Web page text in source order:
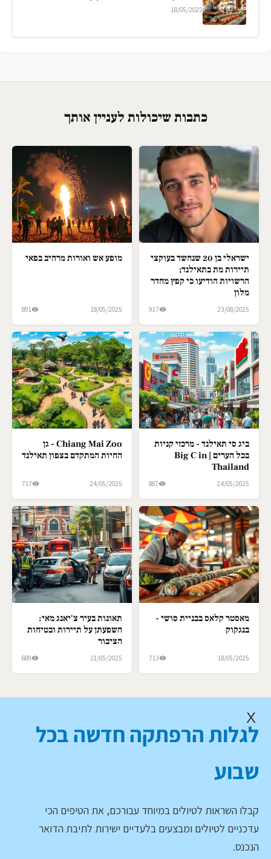
18/05/2025
כתבות שיכולות לעניין אותך
ישראלי בן 20 שנחשד בעוקצי
תיירות מת בתאילנד;
הרשויות הודיעו כי קפץ מחדר
מלון
23/08/2025
917
מופע אש ואורות מרהיב בפאי
18/05/2025
891
ביג סי תאילנד - מרכזי קניות
בכל הערים | Big C in
Thailand
24/05/2025
887
Chiang Mai Zoo - גן
החיות המתקדם בצפון תאילנד
24/05/2025
717
מאסטר קלאס בבניית סושי -
בנגקוק
18/05/2025
713
תאונות בעיר צ'יאנג מאי:
השפעתן על תיירות ובטיחות
הציבור
21/05/2025
689
X
לגלות הרפתקה חדשה בכל
שבוע
קבלו השראות לטיולים במיוחד עבורכם, את הטיפים הכי
עדכניים לטיולים ומבצעים בלעדיים ישירות לתיבת הדואר
הנכנס.